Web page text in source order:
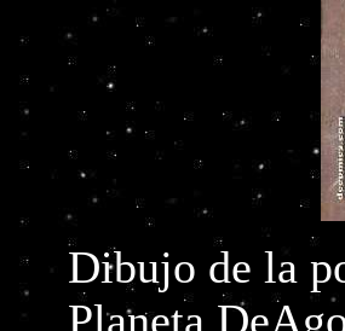
Dibujo de la
Planeta